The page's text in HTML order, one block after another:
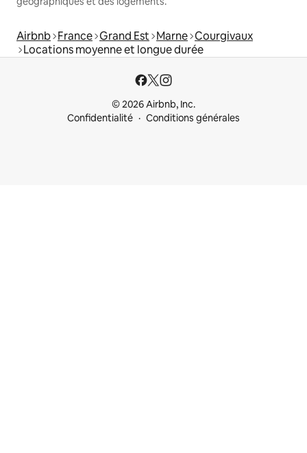
Airbnb France Grand Est Marne Courgivaux
Locations moyenne et longue durée
© 2026 Airbnb, Inc.
Confidentialité
Conditions générales